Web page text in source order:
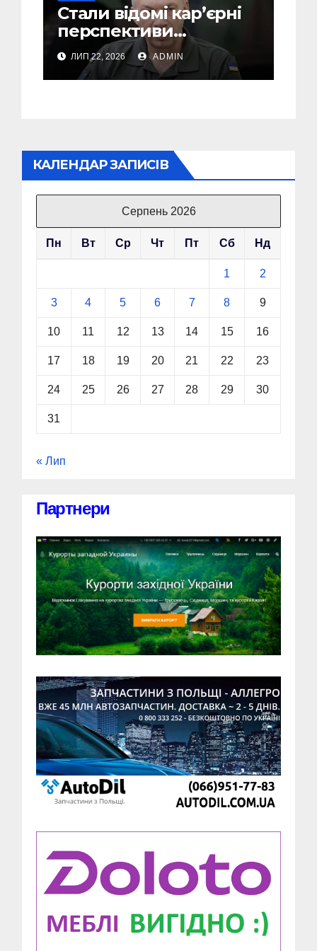
Стали відомі кар’єрні
перспективи
Сирського після
звільнення з посади
Головкому ВСУ
ЛИП 22, 2026 ADMIN
КАЛЕНДАР ЗАПИСІВ
Серпень 2026
Пн Вт Ср Чт Пт Сб Нд
1 2
3 4 5 6 7 8 9
10 11 12 13 14 15 16
17 18 19 20 21 22 23
24 25 26 27 28 29 30
31
« Лип
Партнери